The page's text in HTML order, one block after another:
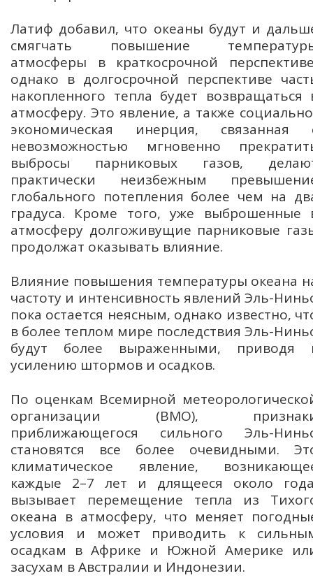
Латиф добавил, что океаны будут и
смягчать повышение
атмосферы в краткосрочной
однако в долгосрочной перспективе
накопленного тепла будет возвращаться
атмосферу. Это явление, а также
экономическая инерция, связанная
невозможностью мгновенно
выбросы парниковых газов,
практически неизбежным
глобального потепления более чем на
градуса. Кроме того, уже выброшенные
атмосферу долгоживущие парниковые
продолжат оказывать влияние.
Влияние повышения температуры океана
частоту и интенсивность явлений Эль-
пока остается неясным, однако известно,
в более теплом мире последствия Эль-
будут более выраженными, приводя
усилению штормов и осадков.
По оценкам Всемирной
организации (ВМО),
приближающегося сильного Эль-
становятся все более очевидными.
климатическое явление,
каждые 2–7 лет и длящееся около
вызывает перемещение тепла из
океана в атмосферу, что меняет
условия и может приводить к
осадкам в Африке и Южной Америке
засухам в Австралии и Индонезии.